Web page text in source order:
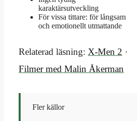
karaktärsutveckling
För vissa tittare: för långsam
och emotionellt utmattande
Relaterad läsning: X-Men 2 ·
Filmer med Malin Åkerman
Fler källor